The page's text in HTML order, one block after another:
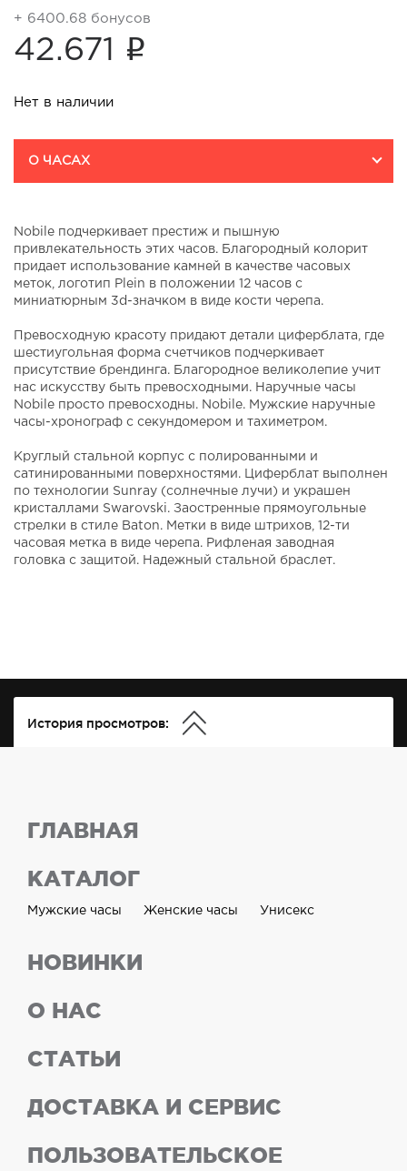
+ 6400.68 бонусов
42.671 i
Нет в наличии
О ЧАСАХ
Nobile подчеркивает престиж и пышную
привлекательность этих часов. Благородный колорит
придает использование камней в качестве часовых
меток, логотип Plein в положении 12 часов с
миниатюрным 3d-значком в виде кости черепа.
Превосходную красоту придают детали циферблата, где
шестиугольная форма счетчиков подчеркивает
присутствие брендинга. Благородное великолепие учит
нас искусству быть превосходными. Наручные часы
Nobile просто превосходны. Nobile. Мужские наручные
часы-хронограф с секундомером и тахиметром.
Круглый стальной корпус с полированными и
сатинированными поверхностями. Циферблат выполнен
по технологии Sunray (солнечные лучи) и украшен
кристаллами Swarovski. Заостренные прямоугольные
стрелки в стиле Baton. Метки в виде штрихов, 12-ти
часовая метка в виде черепа. Рифленая заводная
головка с защитой. Надежный стальной браслет.
История просмотров:
ГЛАВНАЯ
КАТАЛОГ
Мужские часы Женские часы Унисекс
НОВИНКИ
О НАС
СТАТЬИ
ДОСТАВКА И СЕРВИС
ПОЛЬЗОВАТЕЛЬСКОЕ